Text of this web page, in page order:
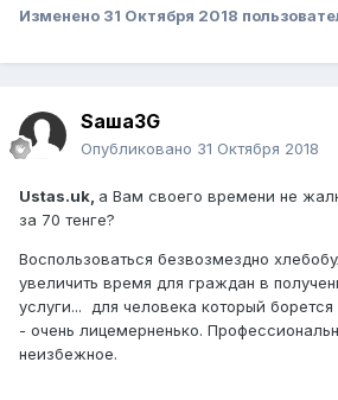
Изменено 31 Октября 2018
Sаша3G
Опубликовано 31 Октября 2018
Ustas.uk, а Вам своего времени не
за 70 тенге?
Воспользоваться безвозмездно
увеличить время для граждан в
услуги... для человека который
- очень лицемерненько.
неизбежное.